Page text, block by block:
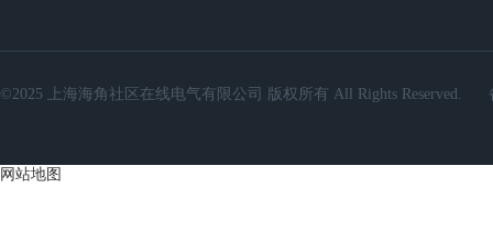
©2025 上海海角社区在线电气有限公司 版权所有 All Rights Reserved.
网站地图